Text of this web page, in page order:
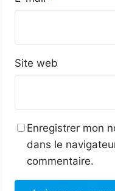
Site web
Enregistrer mon
dans le
commentaire.